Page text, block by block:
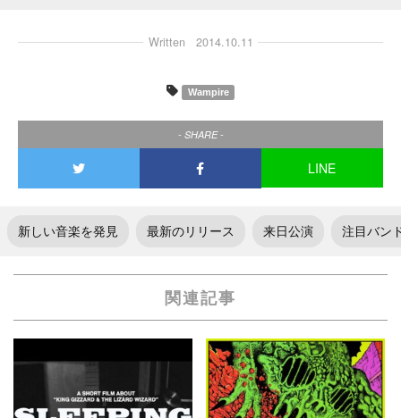
Written 2014.10.11
Wampire
- SHARE -
LINE
新しい音楽を発見 最新のリリース 来日公演 注目バン
関連記事